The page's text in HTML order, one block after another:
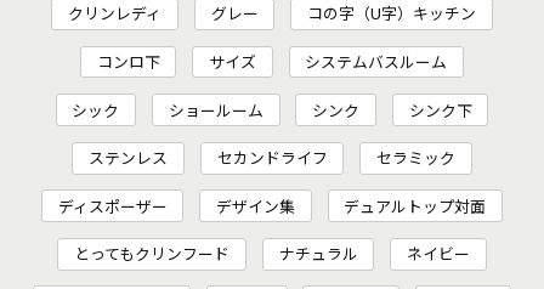
クリンレディ グレー コの字（U字）キッチン
コンロ下 サイズ システムバスルーム
シック ショールーム シンク シンク下
ステンレス セカンドライフ セラミック
ディスポーザー デザイン集 デュアルトップ対面
とってもクリンフード ナチュラル ネイビー